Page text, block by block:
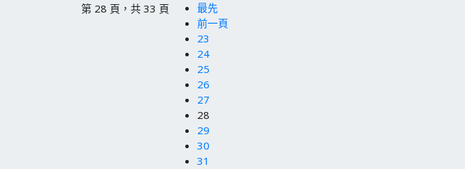
第 28 頁，共 33 頁
最先
前一頁
23
24
25
26
27
28
29
30
31